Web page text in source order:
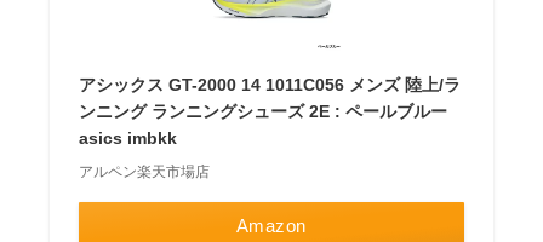
アシックス GT-2000 14 1011C056 メンズ 陸上/ラ
ンニング ランニングシューズ 2E : ペールブルー
asics imbkk
アルペン楽天市場店
Amazon